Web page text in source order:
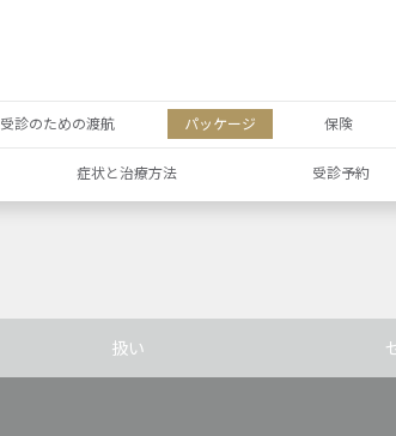
受診のための渡航 パッケージ 保険
症状と治療方法 受診予約
扱い